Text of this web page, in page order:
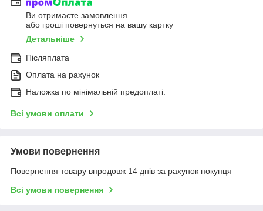
Ви отримаєте замовлення
або гроші повернуться на вашу картку
Детальніше
Післяплата
Оплата на рахунок
Наложка по мінімальній предоплаті.
Всі умови оплати
Умови повернення
Повернення товару впродовж 14 днів за рахунок покупця
Всі умови повернення